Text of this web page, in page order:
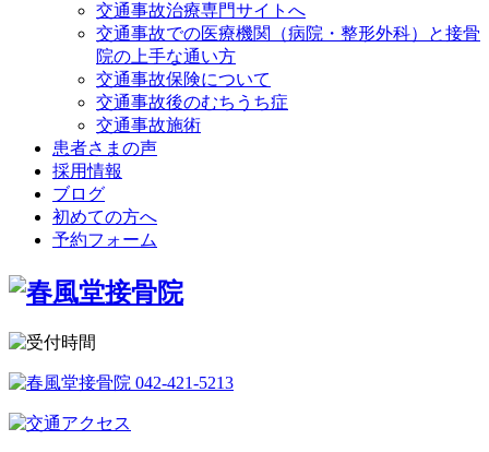
交通事故治療専門サイトへ
交通事故での医療機関（病院・整形外科）と接骨
院の上手な通い方
交通事故保険について
交通事故後のむちうち症
交通事故施術
患者さまの声
採用情報
ブログ
初めての方へ
予約フォーム